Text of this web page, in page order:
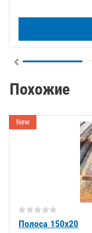
Похожие
New
Полоса 150х20